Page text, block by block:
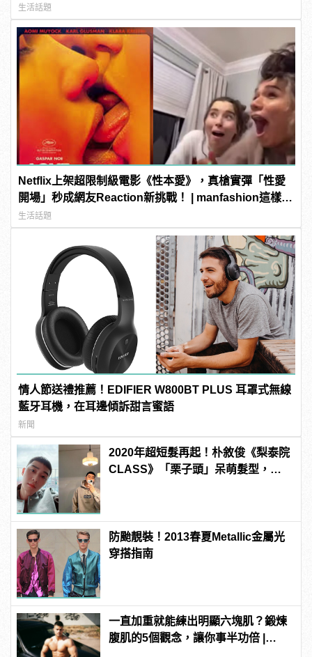
生活話題
Netflix上架超限制級電影《性本愛》，真槍實彈「性愛
開場」秒成網友Reaction新挑戰！ | manfashion這樣變
型男
生活話題
情人節送禮推薦！EDIFIER W800BT PLUS 耳罩式無線
藍牙耳機，在耳邊傾訴甜言蜜語
新聞
2020年超短髮再起！朴敘俊《梨泰院
CLASS》「栗子頭」呆萌髮型，你
防颱靚裝！2013春夏Metallic金屬光
穿搭指南
一直加重就能練出明顯六塊肌？鍛煉
腹肌的5個觀念，讓你事半功倍 |